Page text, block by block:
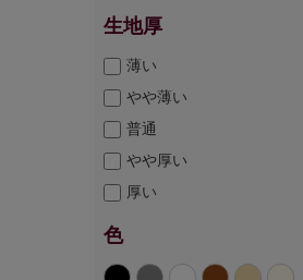
生地厚
薄い
やや薄い
普通
やや厚い
厚い
色